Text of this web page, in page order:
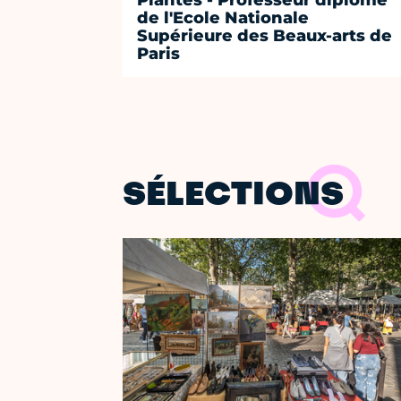
de l'Ecole Nationale
Supérieure des Beaux-arts de
Paris
SÉLECTIONS